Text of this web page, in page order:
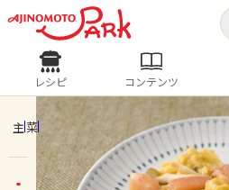
ログインするとレシピ
ログイン
レシピ
人気の食材・レシピ
レシピ コンテンツ
主菜